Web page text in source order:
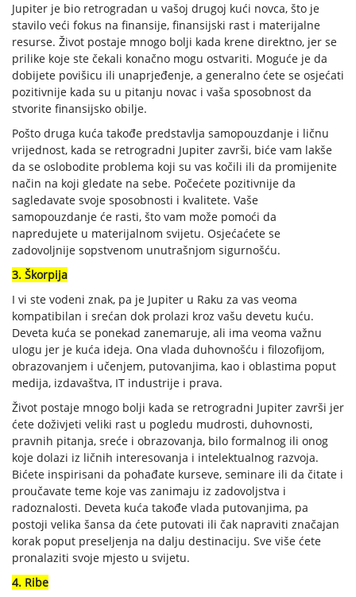
Jupiter je bio retrogradan u vašoj drugoj kući novca, što je
stavilo veći fokus na finansije, finansijski rast i materijalne
resurse. Život postaje mnogo bolji kada krene direktno, jer se
prilike koje ste čekali konačno mogu ostvariti. Moguće je da
dobijete povišicu ili unaprjeđenje, a generalno ćete se osjećati
pozitivnije kada su u pitanju novac i vaša sposobnost da
stvorite finansijsko obilje.
Pošto druga kuća takođe predstavlja samopouzdanje i ličnu
vrijednost, kada se retrogradni Jupiter završi, biće vam lakše
da se oslobodite problema koji su vas kočili ili da promijenite
način na koji gledate na sebe. Počećete pozitivnije da
sagledavate svoje sposobnosti i kvalitete. Vaše
samopouzdanje će rasti, što vam može pomoći da
napredujete u materijalnom svijetu. Osjećaćete se
zadovoljnije sopstvenom unutrašnjom sigurnošću.
3. Škorpija
I vi ste vodeni znak, pa je Jupiter u Raku za vas veoma
kompatibilan i srećan dok prolazi kroz vašu devetu kuću.
Deveta kuća se ponekad zanemaruje, ali ima veoma važnu
ulogu jer je kuća ideja. Ona vlada duhovnošću i filozofijom,
obrazovanjem i učenjem, putovanjima, kao i oblastima poput
medija, izdavaštva, IT industrije i prava.
Život postaje mnogo bolji kada se retrogradni Jupiter završi jer
ćete doživjeti veliki rast u pogledu mudrosti, duhovnosti,
pravnih pitanja, sreće i obrazovanja, bilo formalnog ili onog
koje dolazi iz ličnih interesovanja i intelektualnog razvoja.
Bićete inspirisani da pohađate kurseve, seminare ili da čitate i
proučavate teme koje vas zanimaju iz zadovoljstva i
radoznalosti. Deveta kuća takođe vlada putovanjima, pa
postoji velika šansa da ćete putovati ili čak napraviti značajan
korak poput preseljenja na dalju destinaciju. Sve više ćete
pronalaziti svoje mjesto u svijetu.
4. Ribe